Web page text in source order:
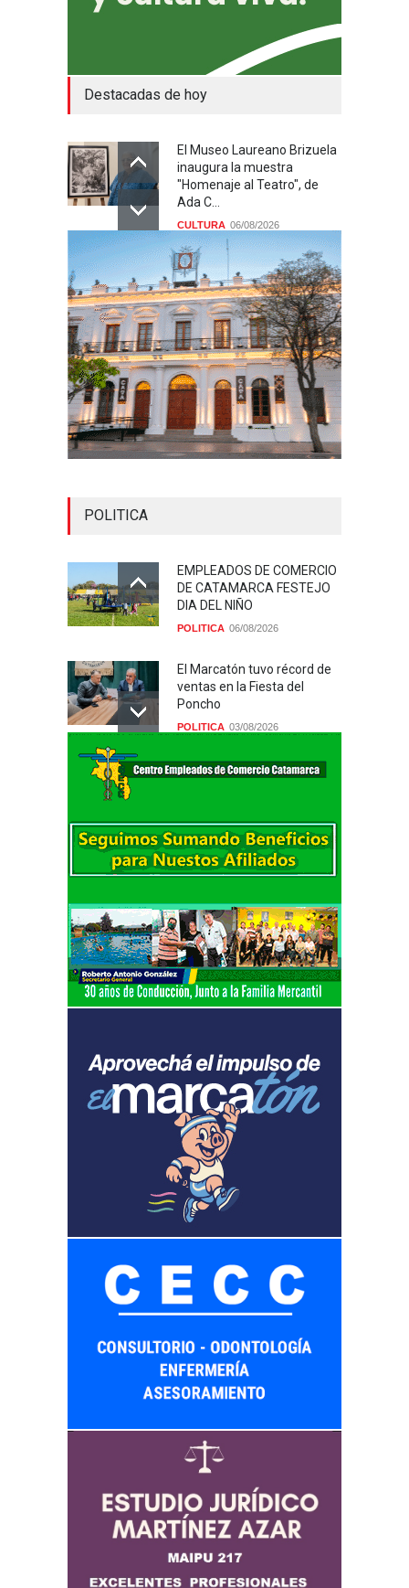
Destacadas de hoy
El Museo Laureano Brizuela
inaugura la muestra
"Homenaje al Teatro", de
Ada C...
CULTURA 06/08/2026
POLITICA
EMPLEADOS DE COMERCIO
DE CATAMARCA FESTEJO
DIA DEL NIÑO
POLITICA 06/08/2026
El Marcatón tuvo récord de
ventas en la Fiesta del
Poncho
POLITICA 03/08/2026